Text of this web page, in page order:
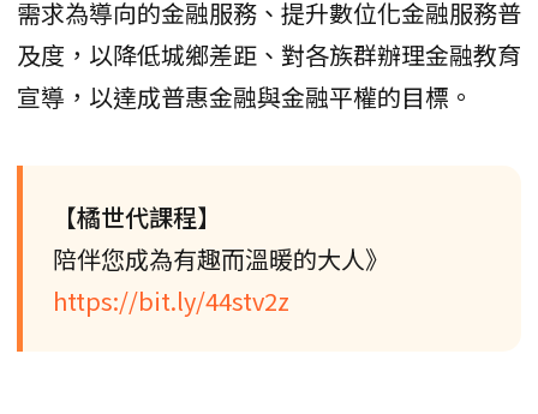
需求為導向的金融服務、提升數位化金融服務普
及度，以降低城鄉差距、對各族群辦理金融教育
宣導，以達成普惠金融與金融平權的目標。
【橘世代課程】
陪伴您成為有趣而溫暖的大人》
https://bit.ly/44stv2z